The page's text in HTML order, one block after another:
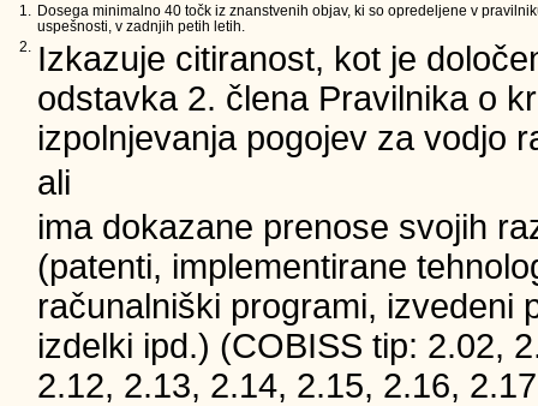
1.
Dosega minimalno 40 točk iz znanstvenih objav, ki so opredeljene v
uspešnosti, v zadnjih petih letih.
2.
Izkazuje citiranost, kot je
odstavka 2. člena Pravilnika o
izpolnjevanja pogojev za vodjo
ali
ima dokazane prenose svojih
(patenti, implementirane
računalniški programi, izvedeni
izdelki ipd.) (COBISS tip: 2.02,
2.12, 2.13, 2.14, 2.15, 2.16,